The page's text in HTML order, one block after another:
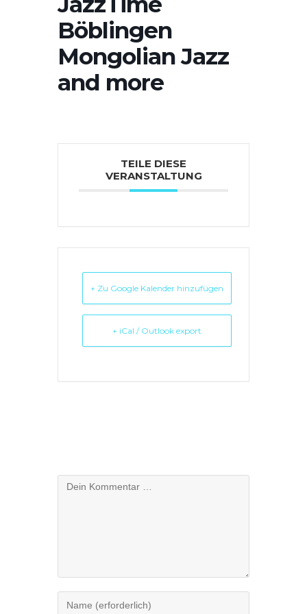
Böblingen
Mongolian Jazz
and more
TEILE DIESE
VERANSTALTUNG
+ Zu Google Kalender hinzufügen
+ iCal / Outlook export
Kommentar